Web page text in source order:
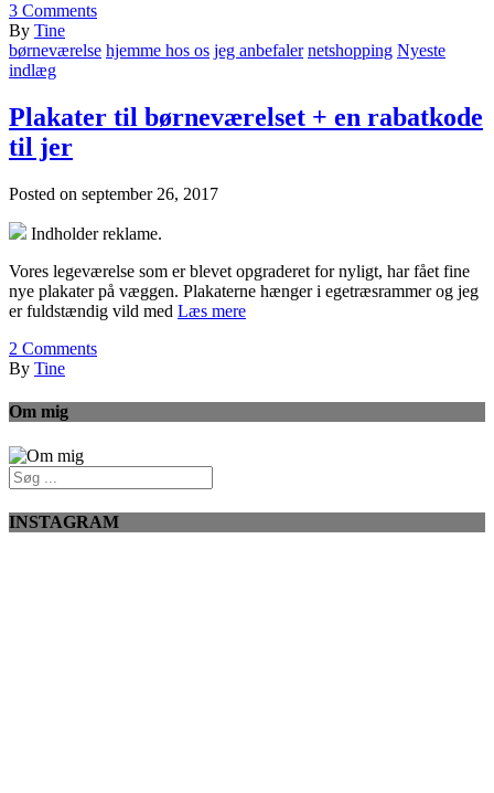
3 Comments
By Tine
børneværelse hjemme hos os jeg anbefaler netshopping Nyeste
indlæg
Plakater til børneværelset + en rabatkode
til jer
Posted on september 26, 2017
Indholder reklame.
Vores legeværelse som er blevet opgraderet for nyligt, har fået fine
nye plakater på væggen. Plakaterne hænger i egetræsrammer og jeg
er fuldstændig vild med Læs mere
2 Comments
By Tine
Om mig
INSTAGRAM